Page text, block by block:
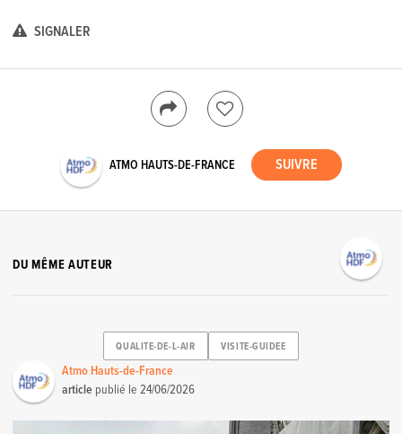
SIGNALER
ATMO HAUTS-DE-FRANCE
DU MÊME AUTEUR
QUALITE-DE-L-AIR VISITE-GUIDEE
Atmo Hauts-de-France
article publié le24/06/2026